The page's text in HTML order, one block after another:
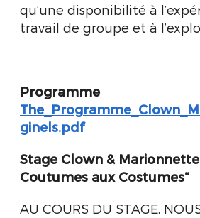
qu’une disponibilité à
travail de groupe et à
Programme
ginels.pdf
Stage Clown & Marionnette
Coutumes aux Costumes”
AU COURS DU STAGE,